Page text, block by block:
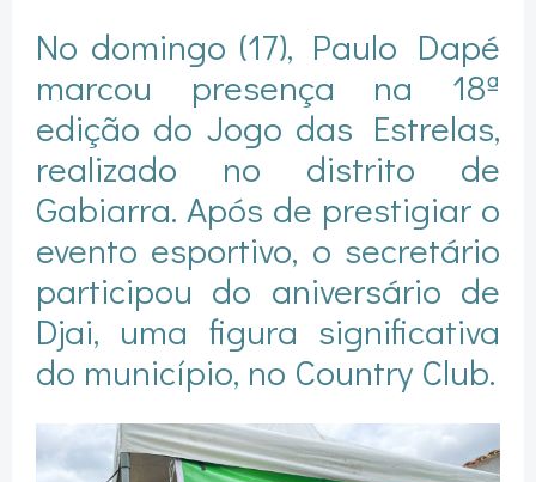
No domingo (17), Paulo Dapé
marcou presença na 18ª
edição do Jogo das Estrelas,
realizado no distrito de
Gabiarra. Após de prestigiar o
evento esportivo, o secretário
participou do aniversário de
Djai, uma figura significativa
do município, no Country Club.